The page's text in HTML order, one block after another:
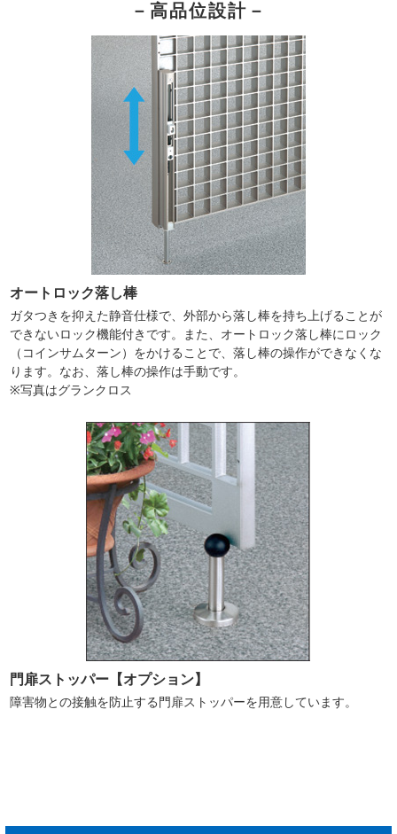
－高品位設計－
オートロック落し棒
ガタつきを抑えた静音仕様で、外部から落し棒を持ち上げることが
できないロック機能付きです。また、オートロック落し棒にロック
（コインサムターン）をかけることで、落し棒の操作ができなくな
ります。なお、落し棒の操作は手動です。
※写真はグランクロス
門扉ストッパー【オプション】
障害物との接触を防止する門扉ストッパーを用意しています。